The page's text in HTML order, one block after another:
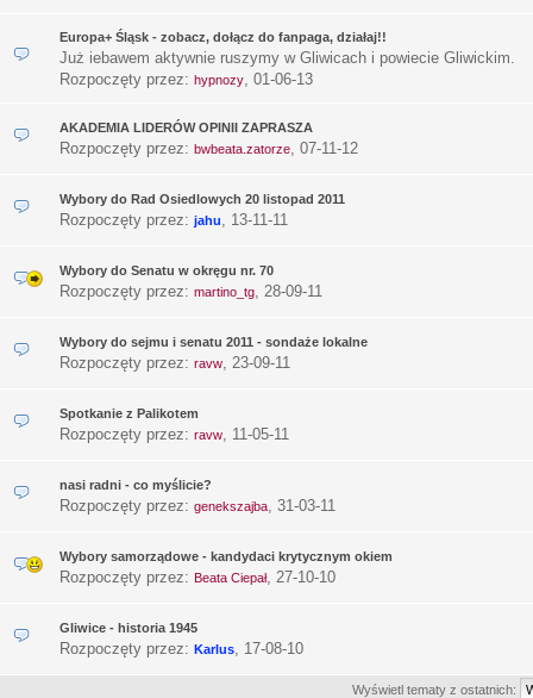
Europa+ Śląsk - zobacz, dołącz do fanpaga, działaj!!
Już iebawem aktywnie ruszymy w Gliwicach i powiecie Gliwickim.
Rozpoczęty przez: hypnozy, 01-06-13
AKADEMIA LIDERÓW OPINII ZAPRASZA
Rozpoczęty przez: bwbeata.zatorze, 07-11-12
Wybory do Rad Osiedlowych 20 listopad 2011
Rozpoczęty przez: jahu, 13-11-11
Wybory do Senatu w okręgu nr. 70
Rozpoczęty przez: martino_tg, 28-09-11
Wybory do sejmu i senatu 2011 - sondaże lokalne
Rozpoczęty przez: ravw, 23-09-11
Spotkanie z Palikotem
Rozpoczęty przez: ravw, 11-05-11
nasi radni - co myślicie?
Rozpoczęty przez: genekszajba, 31-03-11
Wybory samorządowe - kandydaci krytycznym okiem
Rozpoczęty przez: Beata Ciepał, 27-10-10
Gliwice - historia 1945
Rozpoczęty przez: Karlus, 17-08-10
Wyświetl tematy z ostatnich: